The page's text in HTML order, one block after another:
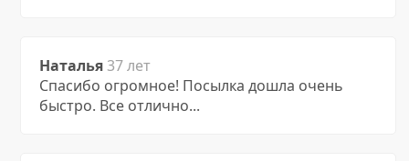
Наталья37 лет
Спасибо огромное! Посылка дошла очень
быстро. Все отлично...